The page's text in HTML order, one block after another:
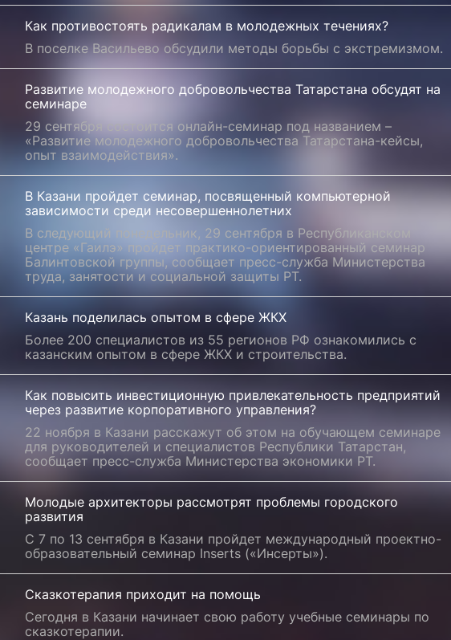
Как противостоять радикалам в молодежных течениях?
В поселке Васильево обсудили методы борьбы с экстремизмом.
Развитие молодежного добровольчества Татарстана обсудят на
семинаре
29 сентября состоится онлайн-семинар под названием –
«Развитие молодежного добровольчества Татарстана-кейсы,
опыт взаимодействия».
В Казани пройдет семинар, посвященный компьютерной
зависимости среди несовершеннолетних
В следующий понедельник, 29 сентября в Республиканском
центре «Гаилэ» пройдет практико-ориентированный семинар
Балинтовской группы, сообщает пресс-служба Министерства
труда, занятости и социальной защиты РТ.
Казань поделилась опытом в сфере ЖКХ
Более 200 специалистов из 55 регионов РФ ознакомились с
казанским опытом в сфере ЖКХ и строительства.
Как повысить инвестиционную привлекательность предприятий
через развитие корпоративного управления?
22 ноября в Казани расскажут об этом на обучающем семинаре
для руководителей и специалистов Республики Татарстан,
сообщает пресс-служба Министерства экономики РТ.
Молодые архитекторы рассмотрят проблемы городского
развития
С 7 по 13 сентября в Казани пройдет международный проектно-
образовательный семинар Inserts («Инсерты»).
Сказкотерапия приходит на помощь
Сегодня в Казани начинает свою работу учебные семинары по
сказкотерапии.